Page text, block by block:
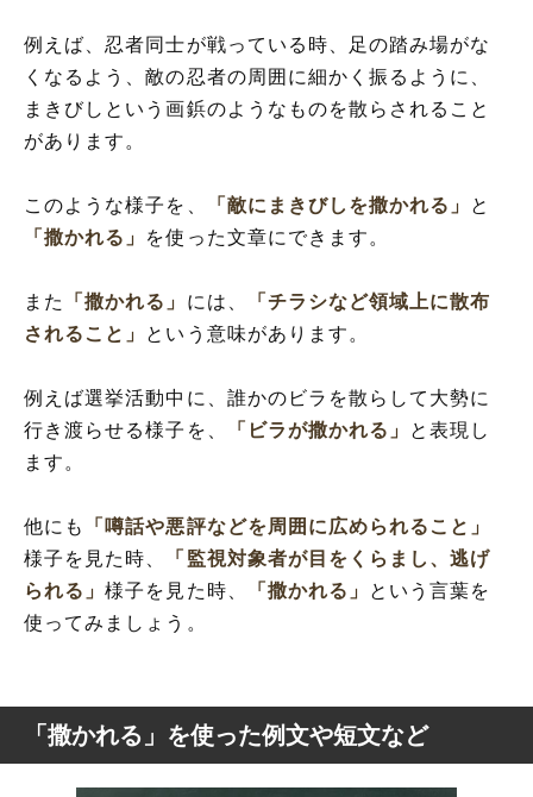
例えば、忍者同士が戦っている時、足の踏み場がな
くなるよう、敵の忍者の周囲に細かく振るように、
まきびしという画鋲のようなものを散らされること
があります。
このような様子を、 「敵にまきびしを撒かれる」 と
「撒かれる」 を使った文章にできます。
また 「撒かれる」 には、
「チラシなど領域上に散布
されること」 という意味があります。
例えば選挙活動中に、誰かのビラを散らして大勢に
行き渡らせる様子を、
「ビラが撒かれる」
と表現し
ます。
他にも
「噂話や悪評などを周囲に広められること」
様子を見た時、
「監視対象者が目をくらまし、逃げ
られる」様子を見た時、 「撒かれる」
という言葉を
使ってみましょう。
「撒かれる」を使った例文や短文など